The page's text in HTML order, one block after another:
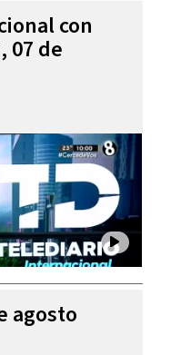
con
07 de
agosto